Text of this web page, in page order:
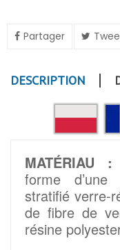
Partager
DESCRIPTION
MATÉRIAU :
forme
stratifié verre-
de fibre de
résine